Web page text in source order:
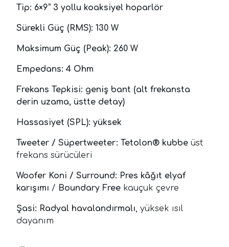
Tip: 6×9” 3 yollu koaksiyel hoparlör
Sürekli Güç (RMS): 130 W
Maksimum Güç (Peak): 260 W
Empedans: 4 Ohm
Frekans Tepkisi: geniş bant (alt frekansta
derin uzama, üstte detay)
Hassasiyet (SPL): yüksek
Tweeter / Süpertweeter: Tetolon® kubbe üst
frekans sürücüleri
Woofer Koni / Surround: Pres kâğıt elyaf
karışımı / Boundary Free kauçuk çevre
Şasi: Radyal havalandırmalı, yüksek ısıl
dayanım